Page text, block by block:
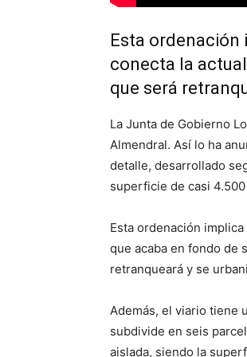
Esta ordenación
conecta la
que será
La Junta de Gobierno
Almendral. Así lo ha
detalle, desarrollado
superficie de casi
Esta ordenación
que acaba en fondo de
retranqueará y se
Además, el viario tiene
subdivide en seis
aislada, siendo la